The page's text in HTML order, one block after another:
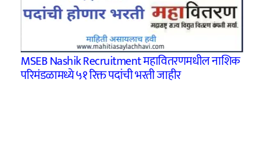
MSEB Nashik Recruitment महावितरणमधील नाशिक
परिमंडळामध्ये ५१ रिक्त पदांची भरती जाहीर